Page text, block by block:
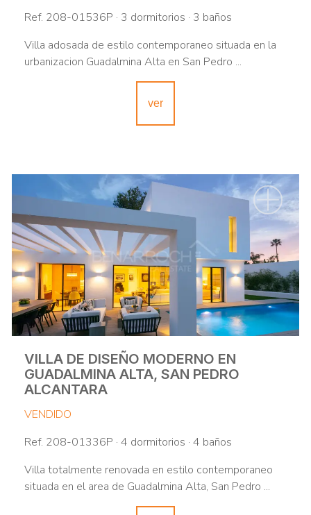
Ref. 208-01536P · 3 dormitorios · 3 baños
Villa adosada de estilo contemporaneo situada en la
urbanizacion Guadalmina Alta en San Pedro ...
ver
VILLA DE DISEÑO MODERNO EN
GUADALMINA ALTA, SAN PEDRO
ALCANTARA
VENDIDO
Ref. 208-01336P · 4 dormitorios · 4 baños
Villa totalmente renovada en estilo contemporaneo
situada en el area de Guadalmina Alta, San Pedro ...